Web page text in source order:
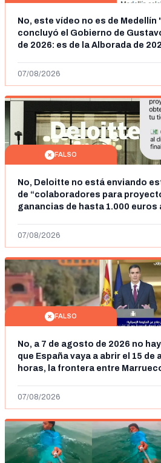
No, este vídeo no es de
concluyó el Gobierno de
de 2026: es de la Alborada de
07/08/2026
FALSO
No, Deloitte no está enviando
de “colaboradores para
ganancias de hasta 1.000 euros
07/08/2026
FALSO
No, a 7 de agosto de 2026 no
que España vaya a abrir el 15 de
horas, la frontera entre
07/08/2026